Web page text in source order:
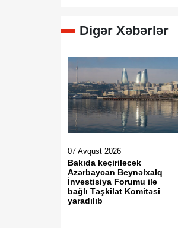
Digər Xəbərlər
07 Avqust 2026
Bakıda keçiriləcək
Azərbaycan Beynəlxalq
İnvestisiya Forumu ilə
bağlı Təşkilat Komitəsi
yaradılıb